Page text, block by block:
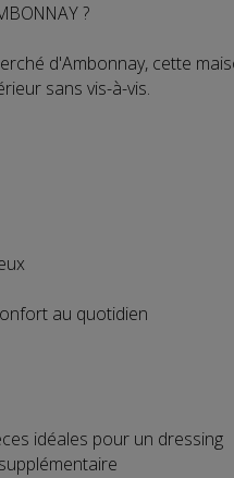
?
d'Ambonnay, cette
sans vis-à-vis.
au quotidien
idéales pour un dressing